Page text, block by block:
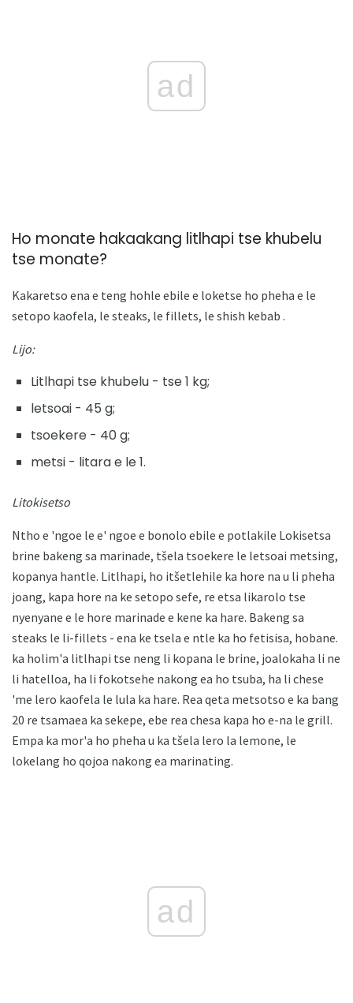
ad
Ho monate hakaakang litlhapi tse khubelu
tse monate?
Kakaretso ena e teng hohle ebile e loketse ho pheha e le
setopo kaofela, le steaks, le fillets, le shish kebab .
Lijo:
Litlhapi tse khubelu - tse 1 kg;
letsoai - 45 g;
tsoekere - 40 g;
metsi - litara e le 1.
Litokisetso
Ntho e 'ngoe le e' ngoe e bonolo ebile e potlakile Lokisetsa
brine bakeng sa marinade, tšela tsoekere le letsoai metsing,
kopanya hantle. Litlhapi, ho itšetlehile ka hore na u li pheha
joang, kapa hore na ke setopo sefe, re etsa likarolo tse
nyenyane e le hore marinade e kene ka hare. Bakeng sa
steaks le li-fillets - ena ke tsela e ntle ka ho fetisisa, hobane.
ka holim'a litlhapi tse neng li kopana le brine, joalokaha li ne
li hatelloa, ha li fokotsehe nakong ea ho tsuba, ha li chese
'me lero kaofela le lula ka hare. Rea qeta metsotso e ka bang
20 re tsamaea ka sekepe, ebe rea chesa kapa ho e-na le grill.
Empa ka mor'a ho pheha u ka tšela lero la lemone, le
lokelang ho qojoa nakong ea marinating.
ad